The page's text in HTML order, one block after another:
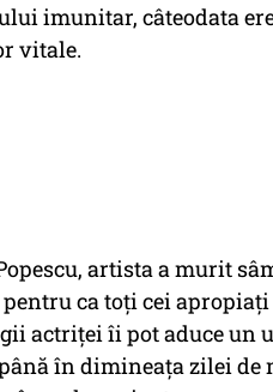
imunitar, câteodata
vitale.
artista a murit
ca toţi cei apropiaţi
actriţei îi pot aduce un
în dimineaţa zilei de